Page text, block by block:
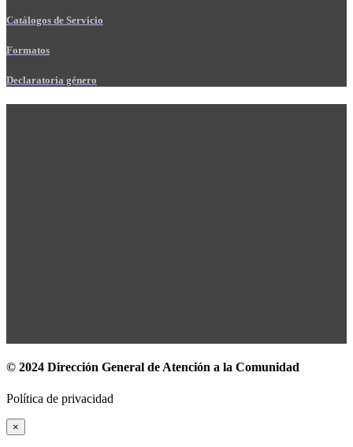
Catálogos de Servicio
Formatos
Declaratoria género
© 2024 Dirección General de Atención a la Comunidad
Política de privacidad
×